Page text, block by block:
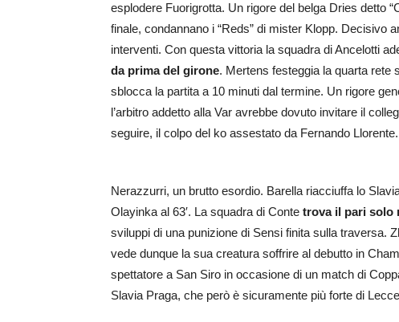
esplodere Fuorigrotta. Un rigore del belga Dries detto
finale, condannano i “Reds” di mister Klopp. Decisivo
interventi. Con questa vittoria la squadra di Ancelotti
da prima del girone. Mertens festeggia la quarta rete
sblocca la partita a 10 minuti dal termine. Un rigore
l’arbitro addetto alla Var avrebbe dovuto invitare il
seguire, il colpo del ko assestato da Fernando Llorente.
Nerazzurri, un brutto esordio. Barella riacciuffa lo
Olayinka al 63′. La squadra di Conte trova il pari solo
sviluppi di una punizione di Sensi finita sulla traversa.
vede dunque la sua creatura soffrire al debutto in
spettatore a San Siro in occasione di un match di
Slavia Praga, che però è sicuramente più forte di